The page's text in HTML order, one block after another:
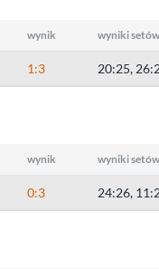
wynik wyniki setów
1:3 20:25,
wynik wyniki setów
0:3 24:26,